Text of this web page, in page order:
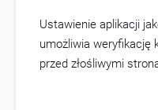
Ustawienie aplikacji
umożliwia weryfikację
przed złośliwymi